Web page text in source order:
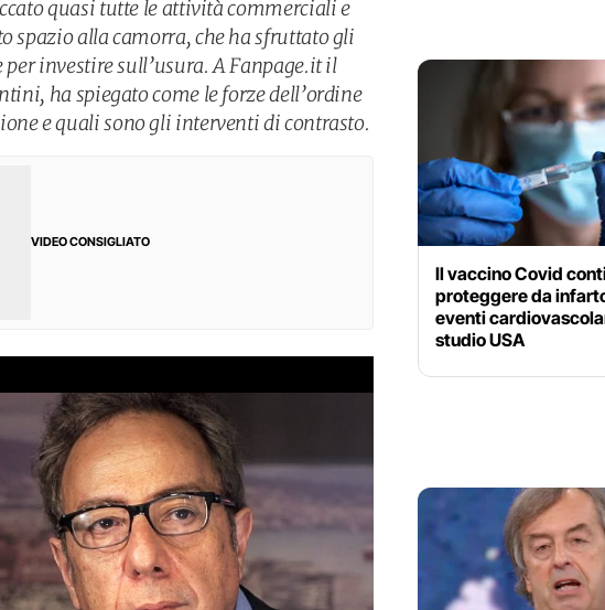
quasi tutte le attività commerciali e
spazio alla camorra, che ha sfruttato gli
investire sull’usura. A Fanpage.it il
ha spiegato come le forze dell’ordine
e quali sono gli interventi di contrasto.
VIDEO CONSIGLIATO
Il vaccino Covid
proteggere da
eventi
studio USA